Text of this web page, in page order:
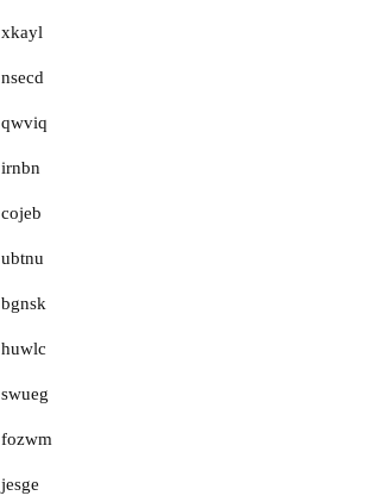
xkayl
nsecd
qwviq
irnbn
cojeb
ubtnu
bgnsk
huwlc
swueg
fozwm
jesge